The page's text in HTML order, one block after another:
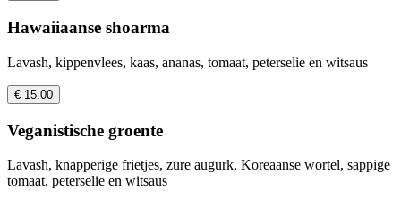
Hawaiiaanse shoarma
Lavash, kippenvlees, kaas, ananas, tomaat, peterselie en witsaus
€ 15.00
Veganistische groente
Lavash, knapperige frietjes, zure augurk, Koreaanse wortel, sappige
tomaat, peterselie en witsaus